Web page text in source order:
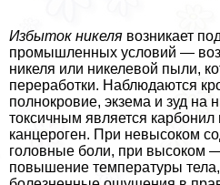
Избыток никеля возникает
промышленных условий —
никеля или никелевой пыли,
переработки. Наблюдаются
полнокровие, экзема и зуд на
токсичным является карбонил
канцероген. При невысоком
головные боли, при высоком
повышение температуры